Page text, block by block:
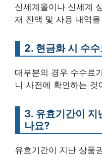
신세계몰이나 신세계
재 잔액 및 사용 내역
2. 현금화 시 수
대부분의 경우 수수료
니 사전에 확인하는 것
3. 유효기간이 지
나요?
유효기간이 지난 상품